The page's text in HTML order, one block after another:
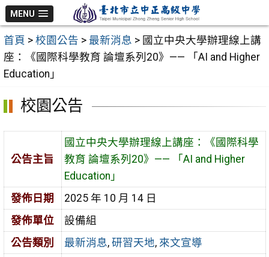
跳
至
主
要
內
MENU
首頁 > 校園公告 > 最新消息 > 國立中央大學辦理線上講
座：《國際科學教育 論壇系列20》—— 「AI and Higher
Education」
校園公告
公告主旨
國立中央大學辦理線上講座：《國際科學
教育 論壇系列20》—— 「AI and Higher
Education」
發佈日期
2025 年 10 月 14 日
發佈單位
設備組
公告類別
最新消息, 研習天地, 來文宣導